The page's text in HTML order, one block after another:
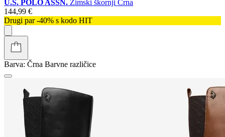
U.S. POLO ASSN. Zimski škornji Črna
144,99 €
Drugi par -40% s kodo HIT
Barva: Črna Barvne različice